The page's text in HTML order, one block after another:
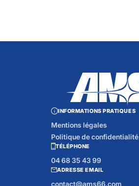
TÉLÉPHONE
04 68 35 43 99
ADRESSE EMAIL
contact@ams66.com
INFORMATIONS PRATIQUES
Mentions légales
Politique de confidentialité